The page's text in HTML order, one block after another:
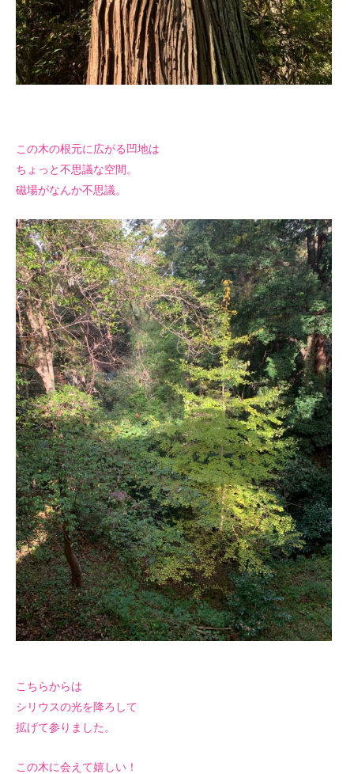
この木の根元に広がる凹地は
ちょっと不思議な空間。
磁場がなんか不思議。
こちらからは
シリウスの光を降ろして
拡げて参りました。
この木に会えて嬉しい！